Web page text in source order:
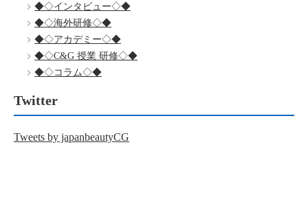
◆◇インタビュー◇◆
◆◇海外研修◇◆
◆◇アカデミー◇◆
◆◇C&G 授業 研修◇◆
◆◇コラム◇◆
Twitter
Tweets by japanbeautyCG